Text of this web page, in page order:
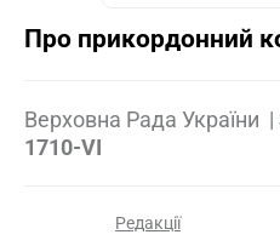
Про прикордонний
Верховна Рада України |
1710-VI
Редакції